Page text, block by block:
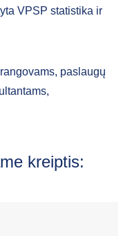
VPSP statistika ir
paslaugų
kreiptis: